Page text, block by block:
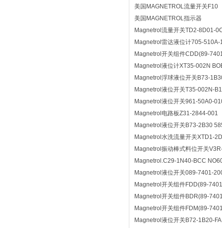
美国MAGNETROL流量开关F10
美国MAGNETROL指示器
Magnetrol流量开关TD2-8D01-
Magnetrol雷达液位计705-
Magnetrol开关组件CDD(89-
Magnetrol液位计XT35-002N
Magnetrol浮球液位开关B73-
Magnetrol液位开关T35-002N-
Magnetrol液位开关961-50A0-
Magnetrol电路板Z31-2844-001
Magnetrol液位开关B73-2B30
Magnetrol水洗流量开关XTD1-
Magnetrol振动棒式料位开关
Magnetrol.C29-1N40-BCC
Magnetrol液位开关089-7401-
Magnetrol开关组件FDD(89-
Magnetrol开关组件BDR(89-
Magnetrol开关组件FDM(89-
Magnetrol液位开关B72-1B20-